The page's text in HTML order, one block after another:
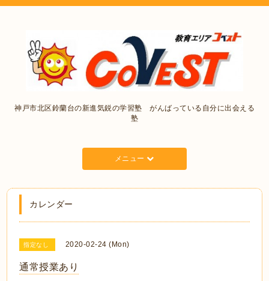
神戸市北区鈴蘭台の新進気鋭の学習塾 がんばっている自分に出会える
塾
メニュー
カレンダー
指定なし 2020-02-24 (Mon)
通常授業あり